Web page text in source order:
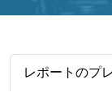
レポートのプ